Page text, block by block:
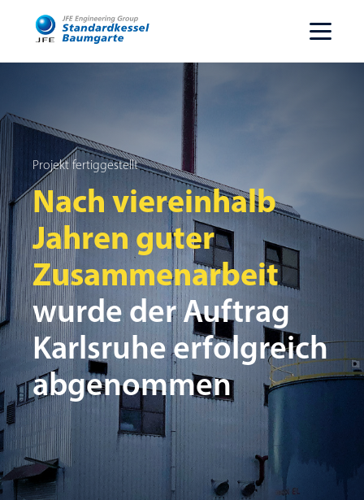
Projekt fertiggestellt
Nach viereinhalb
Jahren guter
Zusammenarbeit
wurde der Auftrag
Karlsruhe erfolgreich
abgenommen